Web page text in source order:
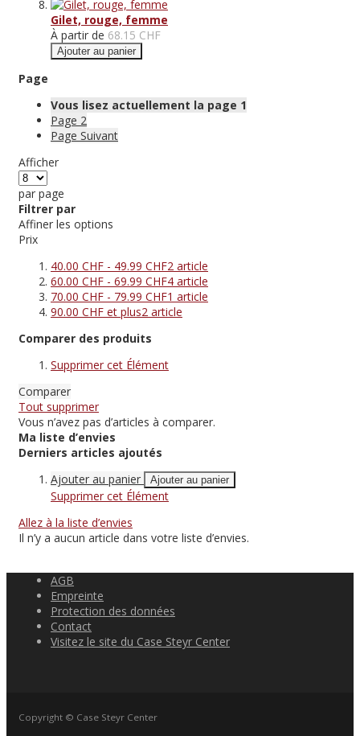
Gilet, rouge, femme
À partir de 68.15 CHF
Ajouter au panier
Page
Vous lisez actuellement la page 1
Page 2
Page Suivant
Afficher
par page
Filtrer par
Affiner les options
Prix
40.00 CHF - 49.99 CHF2 article
60.00 CHF - 69.99 CHF4 article
70.00 CHF - 79.99 CHF1 article
90.00 CHF et plus2 article
Comparer des produits
Supprimer cet Élément
Comparer
Tout supprimer
Vous n’avez pas d’articles à comparer.
Ma liste d’envies
Derniers articles ajoutés
Ajouter au panier
Ajouter au panier
Supprimer cet Élément
Allez à la liste d’envies
Il n’y a aucun article dans votre liste d’envies.
AGB
Empreinte
Protection des données
Contact
Visitez le site du Case Steyr Center
Copyright © Case Steyr Center